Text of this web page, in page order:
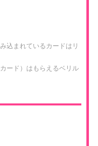
込まれているカードはリ
ード）はもらえるベリル